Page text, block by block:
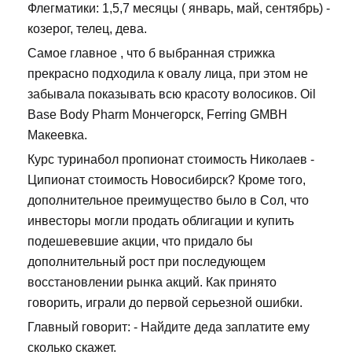
Флегматики: 1,5,7 месяцы ( январь, май, сентябрь) -
козерог, телец, дева.
Самое главное , что б выбранная стрижка
прекрасно подходила к овалу лица, при этом не
забывала показывать всю красоту волосиков. Oil
Base Body Pharm Мончегорск, Ferring GMBH
Макеевка.
Курс туринабол пропионат стоимость Николаев -
Ципионат стоимость Новосибирск? Кроме того,
дополнительное преимущество было в Сол, что
инвесторы могли продать облигации и купить
подешевевшие акции, что придало бы
дополнительный рост при последующем
восстановлении рынка акций. Как принято
говорить, играли до первой серьезной ошибки.
Главный говорит: - Найдите деда заплатите ему
сколько скажет.